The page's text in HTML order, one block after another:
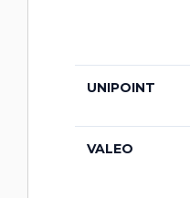
UNIPOINT
VALEO